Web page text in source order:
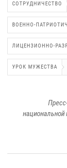
СОТРУДНИЧЕСТВО
ВОЕННО-
ЛИЦЕНЗИОННО-
УРОК МУЖЕСТВА
национальной